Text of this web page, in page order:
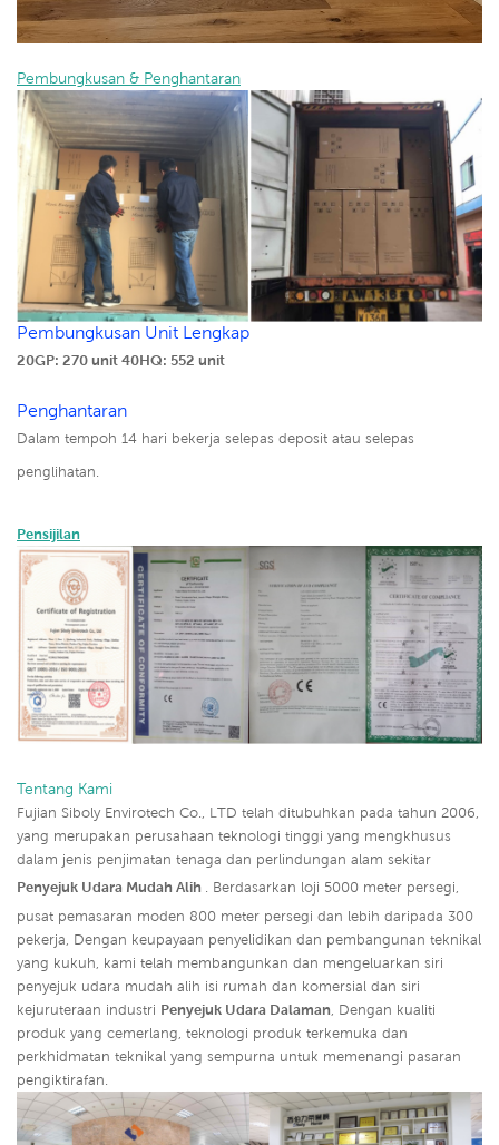
Pembungkusan & Penghantaran
Pembungkusan Unit Lengkap
20GP: 270 unit 40HQ: 552 unit
Penghantaran
Dalam tempoh 14 hari bekerja selepas deposit atau selepas
penglihatan.
Pensijilan
Tentang Kami
Fujian Siboly Envirotech Co., LTD telah ditubuhkan pada tahun 2006,
yang merupakan perusahaan teknologi tinggi yang mengkhusus
dalam jenis penjimatan tenaga dan perlindungan alam sekitar
Penyejuk Udara Mudah Alih . Berdasarkan loji 5000 meter persegi,
pusat pemasaran moden 800 meter persegi dan lebih daripada 300
pekerja, Dengan keupayaan penyelidikan dan pembangunan teknikal
yang kukuh, kami telah membangunkan dan mengeluarkan siri
penyejuk udara mudah alih isi rumah dan komersial dan siri
kejuruteraan industri Penyejuk Udara Dalaman, Dengan kualiti
produk yang cemerlang, teknologi produk terkemuka dan
perkhidmatan teknikal yang sempurna untuk memenangi pasaran
pengiktirafan.